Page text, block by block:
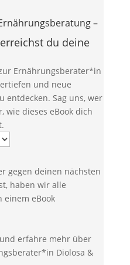
–
du deine
Ernährungsberater*in
und neue
entdecken. Sag uns, wer
wie dieses eBook dich
gegen deinen nächsten
haben wir alle
einem eBook
erfahre mehr über
Diolosa &